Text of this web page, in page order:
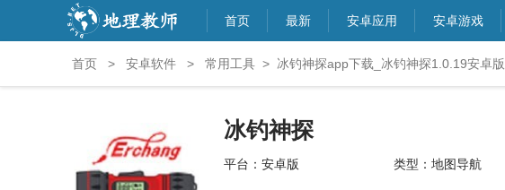
首页 最新 安卓应用 安卓游戏
首页 > 安卓软件 > 常用工具 > 冰钓神探app下载_冰钓神探1.0.19安卓版
冰钓神探
平台：安卓版 类型：地图导航